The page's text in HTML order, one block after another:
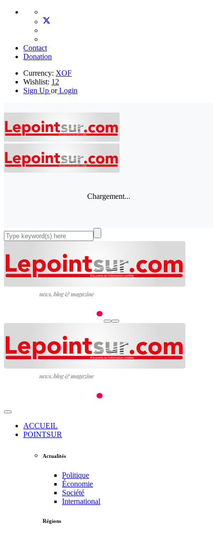
Contact
Donation
Currency: XOF
Wishlist: 12
Sign Up orLogin
Chargement...
ACCUEIL
POINTSUR
Actualités
Politique
Économie
Société
International
Régions